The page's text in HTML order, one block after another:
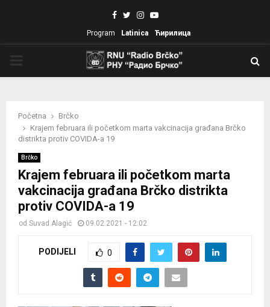
Facebook
TwitterInstagram
Youtube
Program Latinica Ћирилица
Početna
Brčko
Krajem februara ili početkom marta vakcinacija građana Brčko
distrikta protiv COVIDA-a 19
Brčko
Krajem februara ili početkom marta
vakcinacija građana Brčko distrikta
protiv COVIDA-a 19
od Suvad Alagić 09.02.2021 - 12:02
PODIJELI 0